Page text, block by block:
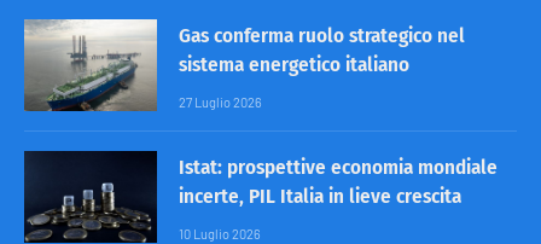
Gas conferma ruolo strategico nel
sistema energetico italiano
27 Luglio 2026
Istat: prospettive economia mondiale
incerte, PIL Italia in lieve crescita
10 Luglio 2026